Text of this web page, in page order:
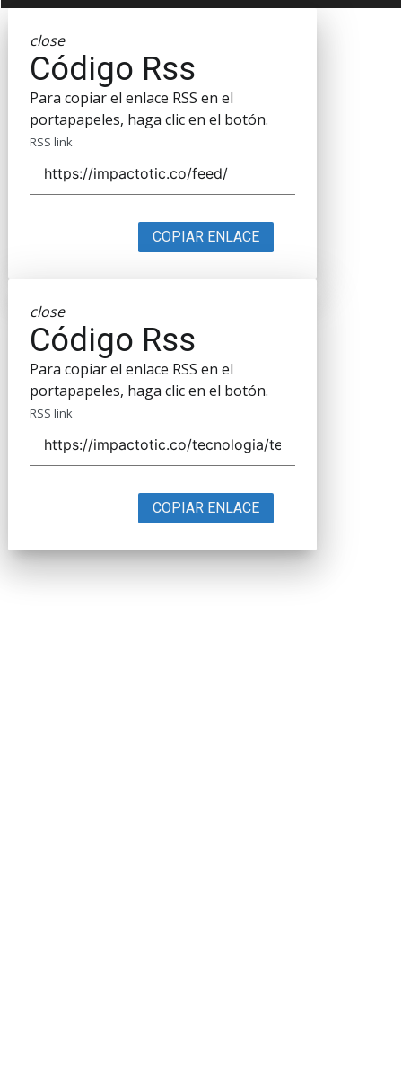
close
Código Rss
Para copiar el enlace RSS en el
portapapeles, haga clic en el botón.
RSS link
COPIAR ENLACE
close
Código Rss
Para copiar el enlace RSS en el
portapapeles, haga clic en el botón.
RSS link
COPIAR ENLACE